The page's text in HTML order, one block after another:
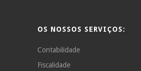
OS NOSSOS SERVIÇOS:
Contabilidade
Fiscalidade